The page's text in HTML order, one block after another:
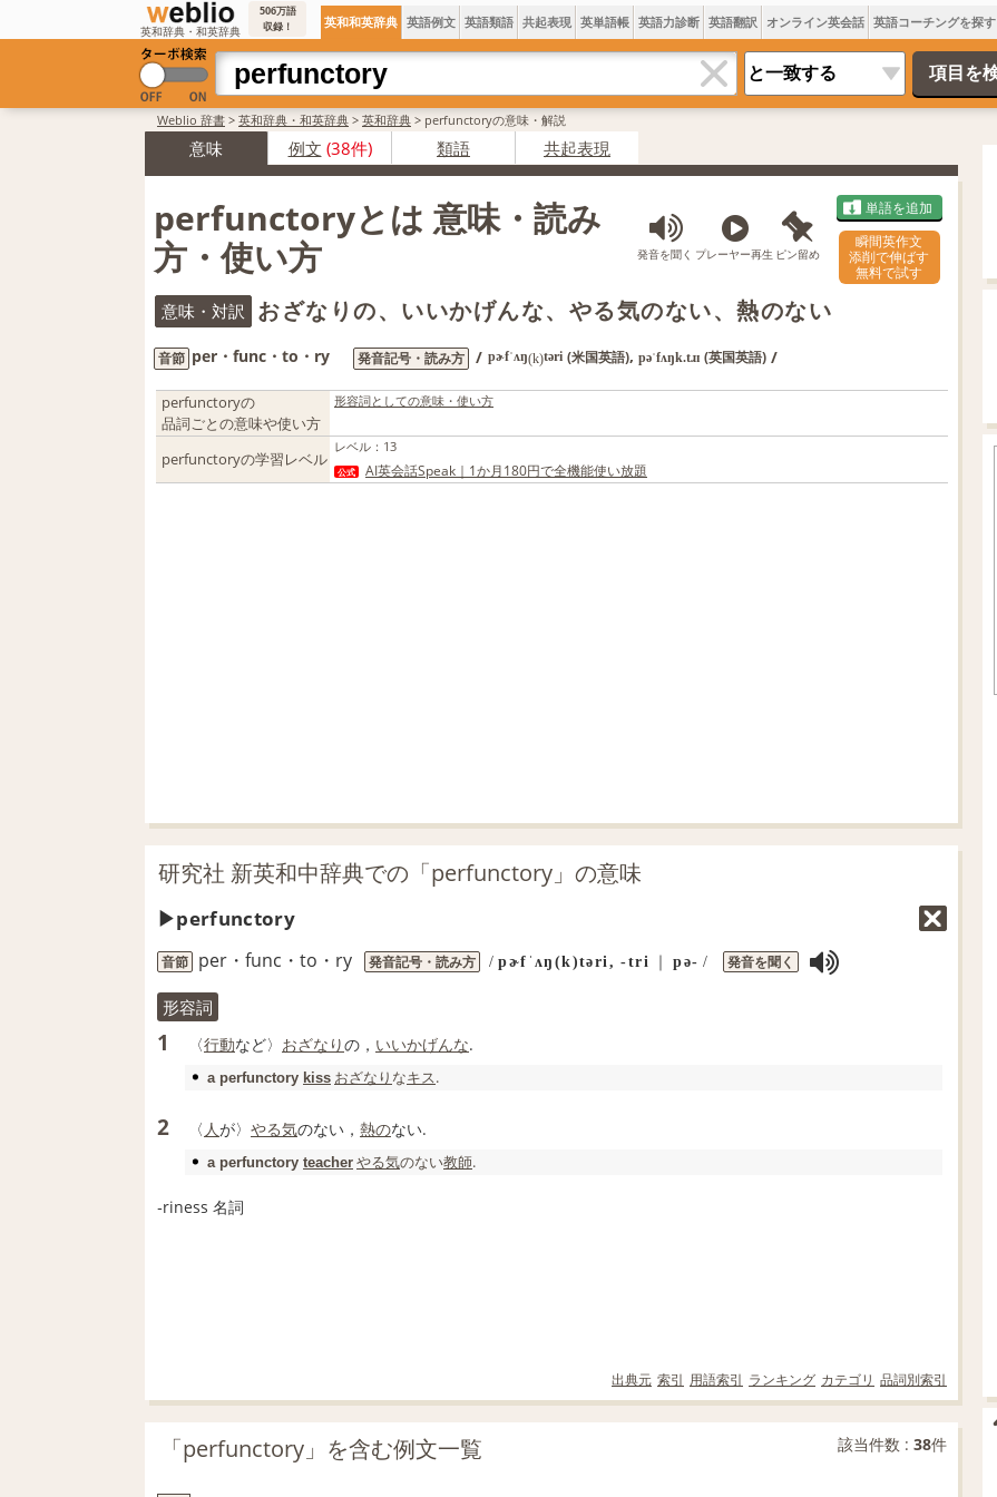
英和辞典・和英辞典
506万語
収録！
英和和英辞典 英語例文 英語類語 共起表現 英単語帳 英語力診断 英語翻訳 オンライン英会話 英語コーチングを探す
Weblio 辞書 > 英和辞典・和英辞典 > 英和辞典 > perfunctoryの意味・解説
意味 例文 (38件) 類語 共起表現
perfunctoryとは 意味・読み
方・使い方
発音を聞く プレーヤー再生 ピン留め
単語を追加
瞬間英作文
添削で伸ばす
無料で試す
意味・対訳 おざなりの、いいかげんな、やる気のない、熱のない
音節 per・func・to・ry 発音記号・読み方 / pɚfˈʌŋ(k)təri (米国英語), pəˈfʌŋk.tɹɪ (英国英語) /
perfunctoryの
品詞ごとの意味や使い方
形容詞としての意味・使い方
perfunctoryの学習レベル
レベル ： 13
公式 AI英会話Speak｜1か月180円で全機能使い放題
研究社 新英和中辞典での「perfunctory」の意味
perfunctory
音節 per・func・to・ry 発音記号・読み方 / pɚfˈʌŋ(k)təri, ‐tri pə‐ / 発音を聞く
形容詞
1 〈行動など〉 おざなりの， いいかげんな.
a perfunctory kiss おざなり なキス.
2 〈 人が〉 やる気のない， 熱のない.
a perfunctory teacher やる気のない教師.
‐riness 名詞
出典元 索引 用語索引 ランキング カテゴリ 品詞別索引
「perfunctory」を含む例文一覧 該当件数 : 38件